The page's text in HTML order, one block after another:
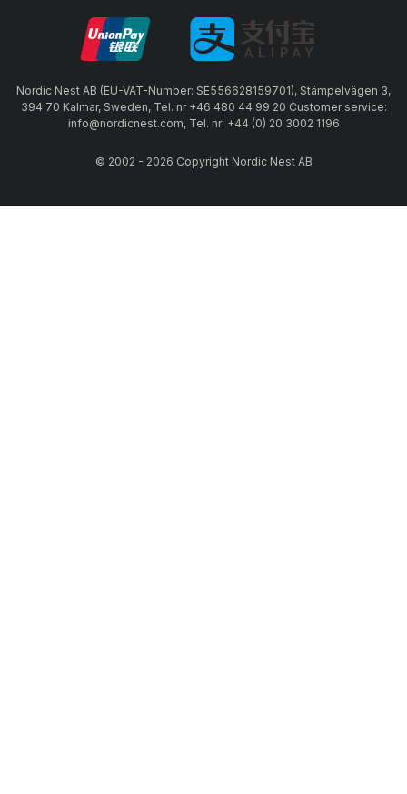
Nordic Nest AB (EU-VAT-Number: SE556628159701), Stämpelvägen 3,
394 70 Kalmar, Sweden, Tel. nr +46 480 44 99 20 Customer service:
info@nordicnest.com, Tel. nr: +44 (0) 20 3002 1196
© 2002 - 2026 Copyright Nordic Nest AB